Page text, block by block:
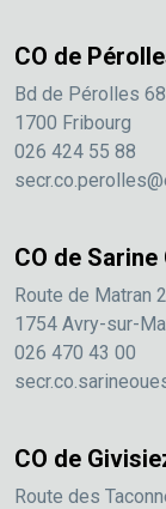
CO de
Bd de Pérolles 68
1700 Fribourg
026 424 55 88
CO de Sarine
Route de Matran
1754 Avry-sur-
026 470 43 00
CO de
Route des